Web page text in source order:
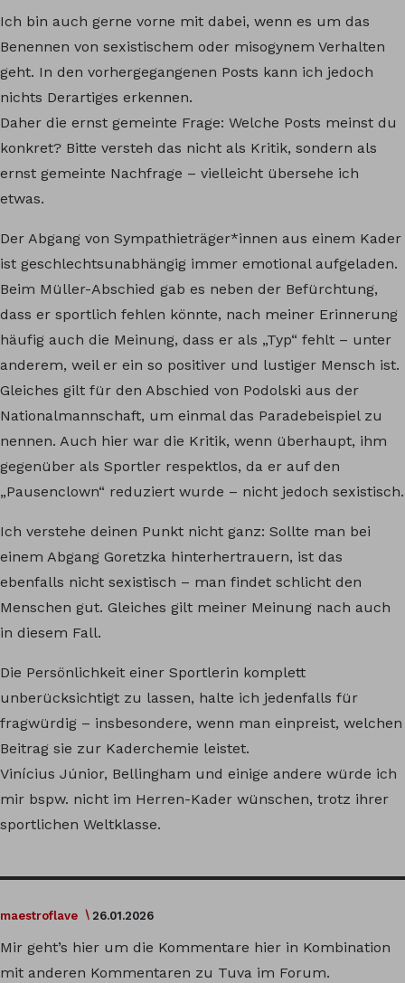
Ich bin auch gerne vorne mit dabei, wenn es um das
Benennen von sexistischem oder misogynem Verhalten
geht. In den vorhergegangenen Posts kann ich jedoch
nichts Derartiges erkennen.
Daher die ernst gemeinte Frage: Welche Posts meinst du
konkret? Bitte versteh das nicht als Kritik, sondern als
ernst gemeinte Nachfrage – vielleicht übersehe ich
etwas.
Der Abgang von Sympathieträger*innen aus einem Kader
ist geschlechtsunabhängig immer emotional aufgeladen.
Beim Müller-Abschied gab es neben der Befürchtung,
dass er sportlich fehlen könnte, nach meiner Erinnerung
häufig auch die Meinung, dass er als „Typ“ fehlt – unter
anderem, weil er ein so positiver und lustiger Mensch ist.
Gleiches gilt für den Abschied von Podolski aus der
Nationalmannschaft, um einmal das Paradebeispiel zu
nennen. Auch hier war die Kritik, wenn überhaupt, ihm
gegenüber als Sportler respektlos, da er auf den
„Pausenclown“ reduziert wurde – nicht jedoch sexistisch.
Ich verstehe deinen Punkt nicht ganz: Sollte man bei
einem Abgang Goretzka hinterhertrauern, ist das
ebenfalls nicht sexistisch – man findet schlicht den
Menschen gut. Gleiches gilt meiner Meinung nach auch
in diesem Fall.
Die Persönlichkeit einer Sportlerin komplett
unberücksichtigt zu lassen, halte ich jedenfalls für
fragwürdig – insbesondere, wenn man einpreist, welchen
Beitrag sie zur Kaderchemie leistet.
Vinícius Júnior, Bellingham und einige andere würde ich
mir bspw. nicht im Herren-Kader wünschen, trotz ihrer
sportlichen Weltklasse.
maestroflave 26.01.2026
Mir geht’s hier um die Kommentare hier in Kombination
mit anderen Kommentaren zu Tuva im Forum.